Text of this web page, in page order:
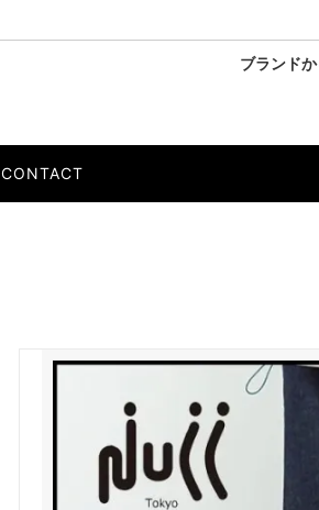
ブランド
PERS PROJECTS/パースプロジェクト
THEE OLD CIRCUS/ジオールドサーカス
O/EIGHTH/オーエイス
PRODUCT LAB./プロダクトラボ
FLISTFIA/フリストフィア
パンツ
CONTACT